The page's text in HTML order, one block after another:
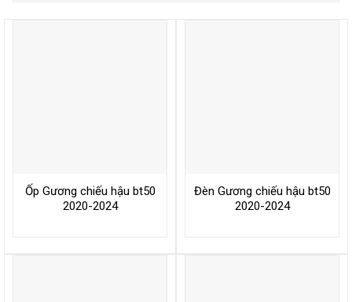
Ốp Gương chiếu hậu bt50
2020-2024
Đèn Gương chiếu hậu bt50
2020-2024